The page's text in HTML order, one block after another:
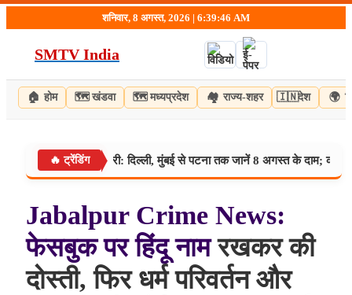
to
शनिवार, 8 अगस्त, 2026 | 6:39:47 AM
SMTV India
🏠 होम 🗺️ खंडवा 🗺️ मध्यप्रदेश 🏘️ राज्य-शहर 🇮🇳देश 🌍
🔥 ट्रेंडिंग
के ताज़ा रेट जारी: दिल्ली, मुंबई से पटना तक जानें 8 अगस्त के दाम; क्रूड ऑयल पर
Jabalpur Crime News:
फेसबुक पर हिंदू नामरखकर की
दोस्ती, फिर धर्म परिवर्तन और